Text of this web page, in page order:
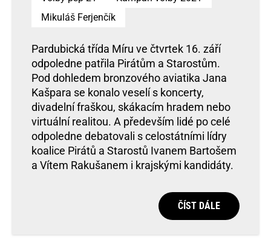
Mikuláš Ferjenčík
Pardubická třída Míru ve čtvrtek 16. září
odpoledne patřila Pirátům a Starostům.
Pod dohledem bronzového aviatika Jana
Kašpara se konalo veselí s koncerty,
divadelní fraškou, skákacím hradem nebo
virtuální realitou. A především lidé po celé
odpoledne debatovali s celostátními lídry
koalice Pirátů a Starostů Ivanem Bartošem
a Vítem Rakušanem i krajskými kandidáty.
ČÍST DÁLE